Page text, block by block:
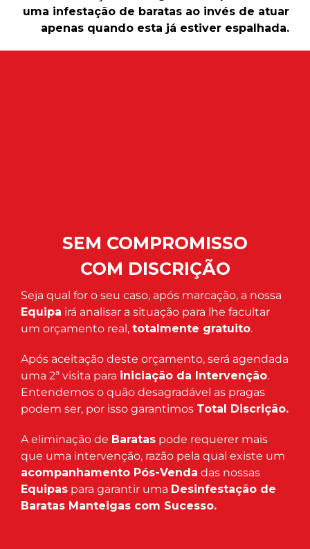
uma infestação de baratas ao invés de atuar
apenas quando esta já estiver espalhada.
SEM COMPROMISSO
COM DISCRIÇÃO
Seja qual for o seu caso, após marcação, a nossa
Equipa irá analisar a situação para lhe facultar
um orçamento real, totalmente gratuito.
Após aceitação deste orçamento, será agendada
uma 2ª visita para iniciação da Intervenção.
Entendemos o quão desagradável as pragas
podem ser, por isso garantimos Total Discrição.
A eliminação de Baratas pode requerer mais
que uma intervenção, razão pela qual existe um
acompanhamento Pós-Venda das nossas
Equipas para garantir uma Desinfestação de
Baratas Manteigas com Sucesso.